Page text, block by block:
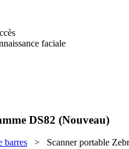
DS82 (Nouveau)
barres > Scanner portable